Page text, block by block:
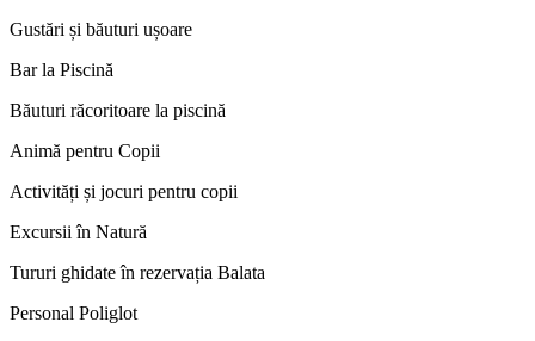
Gustări și băuturi ușoare
Bar la Piscină
Băuturi răcoritoare la piscină
Animă pentru Copii
Activități și jocuri pentru copii
Excursii în Natură
Tururi ghidate în rezervația Balata
Personal Poliglot